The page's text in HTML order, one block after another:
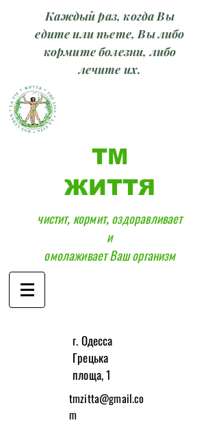
Каждый раз, когда Вы
едите или пьете, Вы либо
кормите болезни, либо
лечите их.
ТМ
ЖИТТЯ
чистит, кормит, оздоравливает
и
омолаживает Ваш организм
г. Одесса
Грецька
площа, 1
tmzitta@gmail.co
m